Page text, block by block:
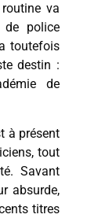
va
de police
toutefois
destin :
de
à présent
tout
Savant
absurde,
titres